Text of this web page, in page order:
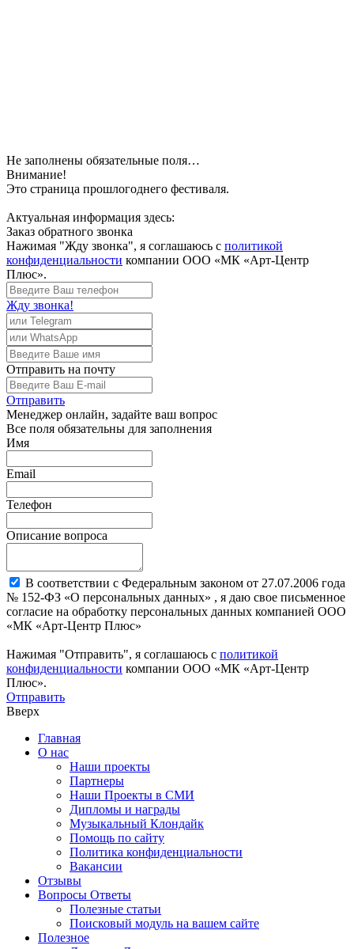
Не заполнены обязательные поля…
Внимание!
Это страница прошлогоднего фестиваля.
Актуальная информация здесь:
Заказ обратного звонка
Нажимая "Жду звонка", я соглашаюсь с политикой
конфиденциальности компании ООО «МК «Арт-Центр
Плюс».
Жду звонка!
Отправить на почту
Отправить
Менеджер онлайн, задайте ваш вопрос
Все поля обязательны для заполнения
Имя
Email
Телефон
Описание вопроса
В соответствии с Федеральным законом от 27.07.2006 года
№ 152-ФЗ «О персональных данных» , я даю свое письменное
согласие на обработку персональных данных компанией ООО
«МК «Арт-Центр Плюс»
Нажимая "Отправить", я соглашаюсь с политикой
конфиденциальности компании ООО «МК «Арт-Центр
Плюс».
Отправить
Вверх
Главная
О нас
Наши проекты
Партнеры
Наши Проекты в СМИ
Дипломы и награды
Музыкальный Клондайк
Помощь по сайту
Политика конфиденциальности
Вакансии
Отзывы
Вопросы Ответы
Полезные статьи
Поисковый модуль на вашем сайте
Полезное